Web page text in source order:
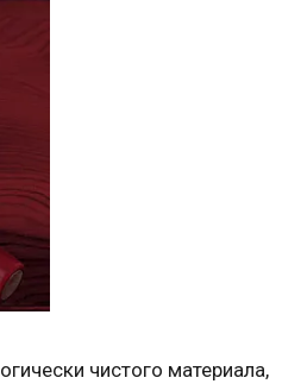
чистого материала,